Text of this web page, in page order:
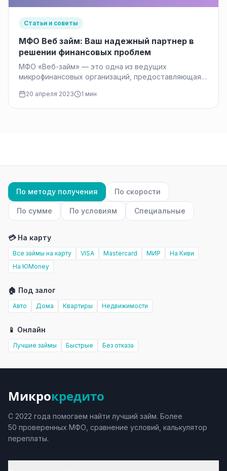
Статьи и советы
МФО Веб займ: Ваш надежный партнер в
решении финансовых проблем
МФО «Веб-займ» — это одна из ведущих
микрофинансовых организаций, предоставляющая
других стран…
20 апреля 2023 1 мин
По методу получения По скорости
По сумме По условиям Специальные
💳 На карту
Все займы на карту VISA Mastercard МИР
На Киви
На ЮMoney
🏠 Под залог
Авто Дома Квартиры Недвижимости
📱 Онлайн
Лучшие займы Быстрые Без отказа
Микрокредито
С 2022 года помогаем найти лучший займ. Более
50 проверенных МФО, сравнение условий, калькулятор
переплаты.